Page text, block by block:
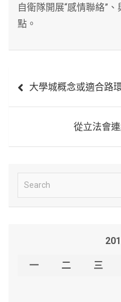
自衛隊開展“感情聯絡”
點。
章
大學城概念或適合路
從立法會
e
一 二 三